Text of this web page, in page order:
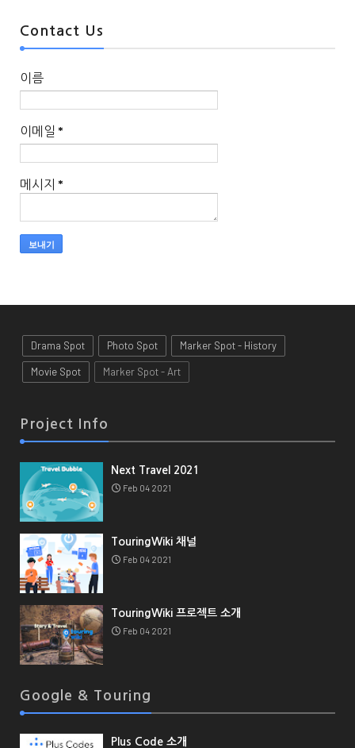
Contact Us
이름
이메일 *
메시지 *
Drama Spot Photo Spot Marker Spot - History
Movie Spot Marker Spot - Art
Project Info
Next Travel 2021
Feb 04 2021
TouringWiki 채널
Feb 04 2021
TouringWiki 프로젝트 소개
Feb 04 2021
Google & Touring
Plus Code 소개